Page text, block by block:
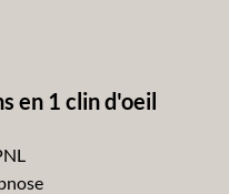
en 1 clin d'oeil